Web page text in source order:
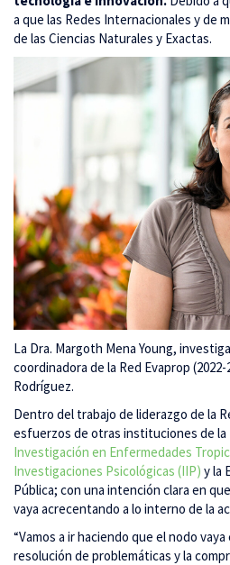
a que las Redes Internacionales y de
de las Ciencias Naturales y Exactas.
La Dra. Margoth Mena Young,
coordinadora de la Red Evaprop
Rodríguez.
Dentro del trabajo de liderazgo de la
esfuerzos de otras instituciones de la
Investigación en Enfermedades
Investigaciones Psicológicas (IIP) y la
Pública; con una intención clara en
vaya acrecentando a lo interno de la
“Vamos a ir haciendo que el nodo
resolución de problemáticas y la